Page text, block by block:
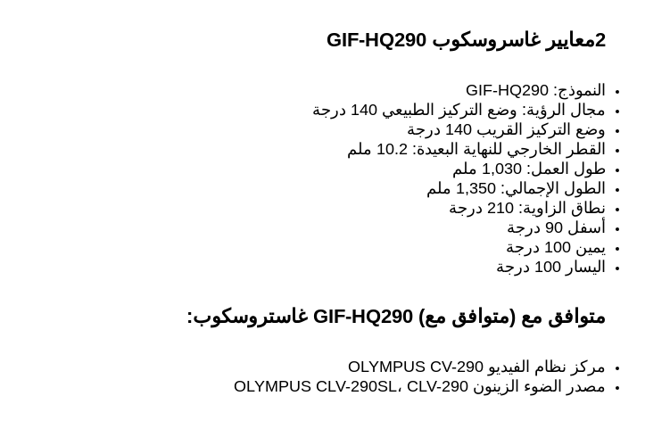
2معايير غاسروسكوب GIF-HQ290
النموذج: GIF-HQ290
مجال الرؤية: وضع التركيز الطبيعي 140 درجة
وضع التركيز القريب 140 درجة
القطر الخارجي للنهاية البعيدة: 10.2 ملم
طول العمل: 1,030 ملم
الطول الإجمالي: 1,350 ملم
نطاق الزاوية: 210 درجة
أسفل 90 درجة
يمين 100 درجة
اليسار 100 درجة
متوافق مع (متوافق مع) GIF-HQ290 غاستروسكوب:
مركز نظام الفيديو OLYMPUS CV-290
مصدر الضوء الزينون OLYMPUS CLV-290SL، CLV-290